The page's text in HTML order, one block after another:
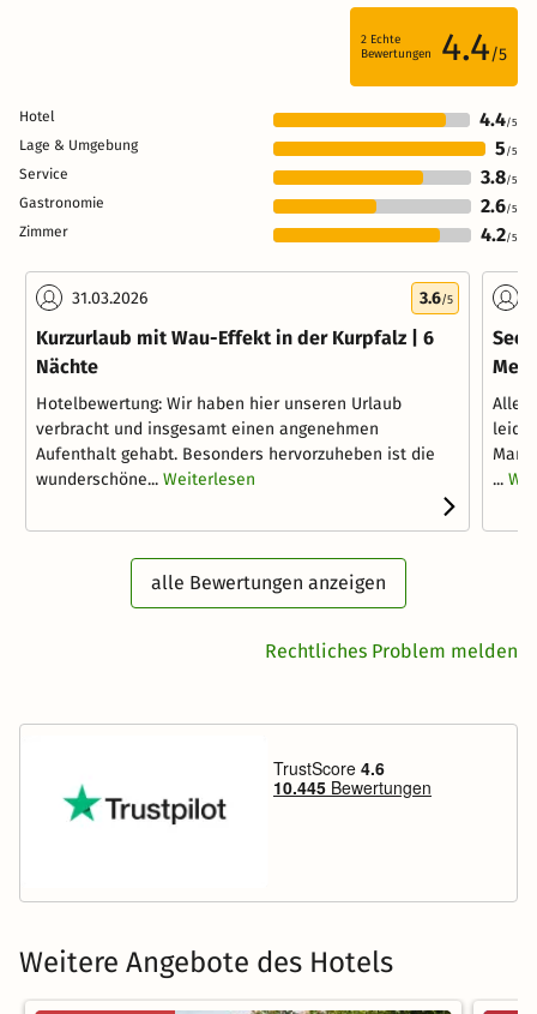
2 Echte
Bewertungen
4.4/5
Hotel 4.4/5
Lage & Umgebung 5 /5
Service 3.8/5
Gastronomie 2.6/5
Zimmer 4.2/5
31.03.2026 3.6/5
Kurzurlaub mit Wau-Effekt in der Kurpfalz | 6
Nächte
Hotelbewertung: Wir haben hier unseren Urlaub
verbracht und insgesamt einen angenehmen
Aufenthalt gehabt. Besonders hervorzuheben ist die
wunderschöne... Weiterlesen
Alles
...
alle Bewertungen anzeigen
Rechtliches Problem melden
Weitere Angebote des Hotels